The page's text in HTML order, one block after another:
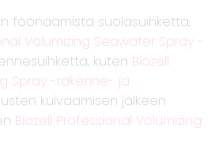
föönaamista suolasuihketta,
Volumizing Seawater Spray -
kuten Biozell
Spray -rakenne- ja
kuivaamisen jälkeen
Biozell Professional Volumizing